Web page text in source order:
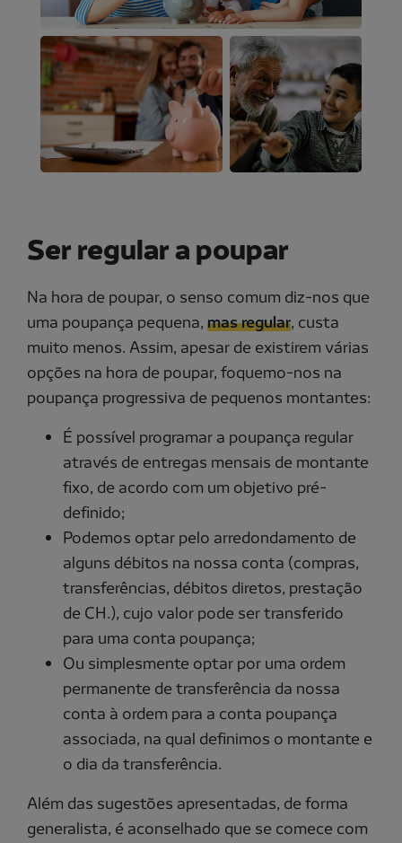
Ser regular a poupar
Na hora de poupar, o senso comum diz-nos que
uma poupança pequena, mas regular, custa
muito menos. Assim, apesar de existirem várias
opções na hora de poupar, foquemo-nos na
poupança progressiva de pequenos montantes:
É possível programar a poupança regular
através de entregas mensais de montante
fixo, de acordo com um objetivo pré-
definido;
Podemos optar pelo arredondamento de
alguns débitos na nossa conta (compras,
transferências, débitos diretos, prestação
de CH.), cujo valor pode ser transferido
para uma conta poupança;
Ou simplesmente optar por uma ordem
permanente de transferência da nossa
conta à ordem para a conta poupança
associada, na qual definimos o montante e
o dia da transferência.
Além das sugestões apresentadas, de forma
generalista, é aconselhado que se comece com